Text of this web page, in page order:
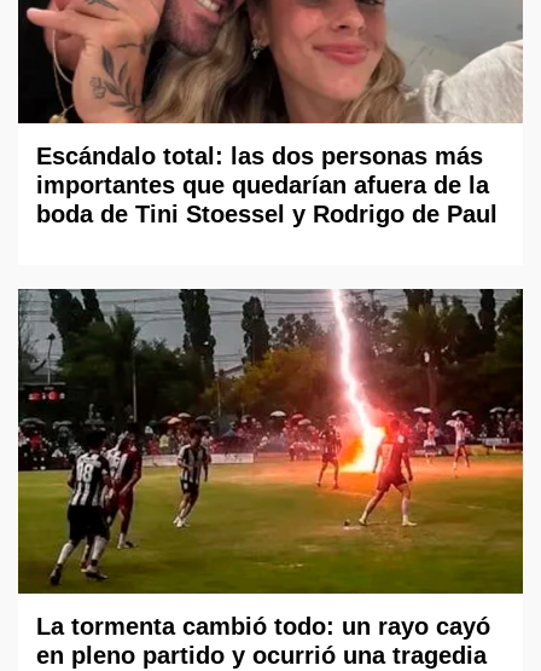
Escándalo total: las dos personas más
importantes que quedarían afuera de la
boda de Tini Stoessel y Rodrigo de Paul
La tormenta cambió todo: un rayo cayó
en pleno partido y ocurrió una tragedia